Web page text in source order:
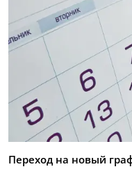
Переход на новый